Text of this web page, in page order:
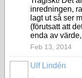
inredningen,
lagt ut så ser
(förutsatt att
enda av
Feb 13, 2014
Ulf Lindén